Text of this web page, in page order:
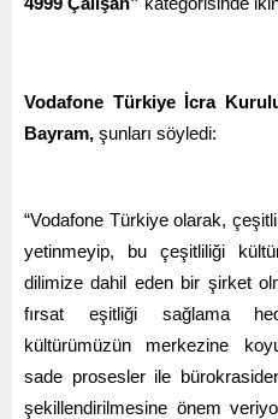
Vodafone Türkiye İcra
Bayram, şunları söyledi:
“Vodafone Türkiye olarak,
yetinmeyip, bu çeşitliliği
dilimize dahil eden bir şirket
fırsat eşitliği sağlama
kültürümüzün merkezine
sade prosesler ile
şekillendirilmesine önem